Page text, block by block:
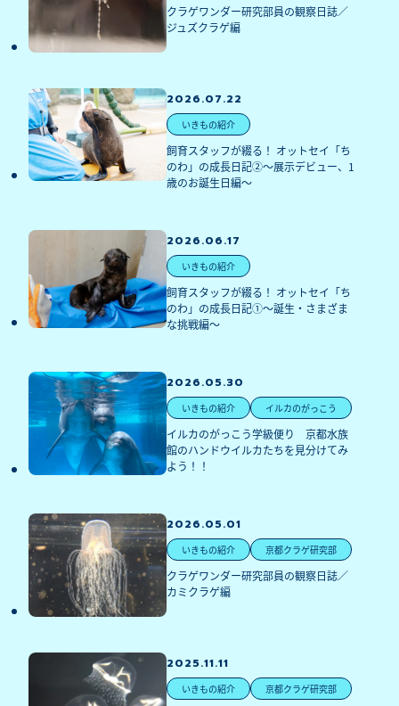
クラゲワンダー研究部員の観察日誌／
ジュズクラゲ編
2026.07.22
いきもの紹介
飼育スタッフが綴る！ オットセイ「ち
のわ」の成長日記②～展示デビュー、1
歳のお誕生日編～
2026.06.17
いきもの紹介
飼育スタッフが綴る！ オットセイ「ち
のわ」の成長日記①～誕生・さまざま
な挑戦編～
2026.05.30
いきもの紹介 イルカのがっこう
イルカのがっこう学級便り　京都水族
館のハンドウイルカたちを見分けてみ
よう！！
2026.05.01
いきもの紹介 京都クラゲ研究部
クラゲワンダー研究部員の観察日誌／
カミクラゲ編
2025.11.11
いきもの紹介 京都クラゲ研究部